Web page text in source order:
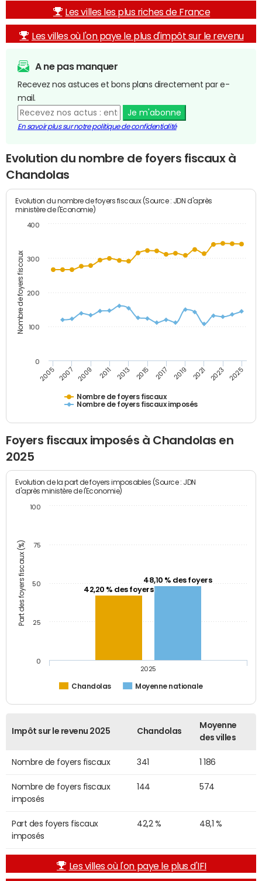
Les villes les plus riches de France
Les villes où l'on paye le plus d'impôt sur le revenu
A ne pas manquer
Recevez nos astuces et bons plans directement par e-
mail.
Je m'abonne
En savoir plus sur notre politique de confidentialité
Evolution du nombre de foyers fiscaux à
Chandolas
Nombre de foyers fiscaux
Evolution du nombre de foyers fiscaux (Source : JDN d'après
ministère de l'Economie)
Nombre de foyers fiscaux
Nombre de foyers fiscaux imposés
2005 2007 2009 2011 2013 2015 2017 2019 2021 2023 2025
0
100
200
300
400
Foyers fiscaux imposés à Chandolas en
2025
Part des foyers fiscaux (%)
Evolution de la part de foyers imposables (Source : JDN
d'après ministère de l'Economie)
42,20 % des foyers
48,10 % des foyers
Chandolas Moyenne nationale
2025
0
25
50
75
100
Impôt sur le revenu 2025 Chandolas
Moyenne
des villes
Nombre de foyers fiscaux 341 1 186
Nombre de foyers fiscaux
imposés
144 574
Part des foyers fiscaux
imposés
42,2 % 48,1 %
Les villes où l'on paye le plus d'IFI